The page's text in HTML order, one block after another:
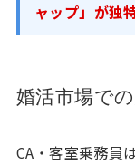
ャップ」が独
婚活市場で
CA・客室乗務員